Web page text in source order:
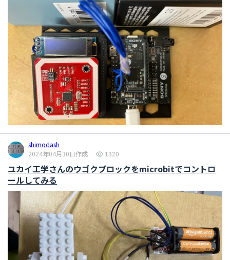
shimodash
2024年04月30日作成
1320
ユカイ工学さんのウゴクブロックをmicrobitでコントロ
ールしてみる